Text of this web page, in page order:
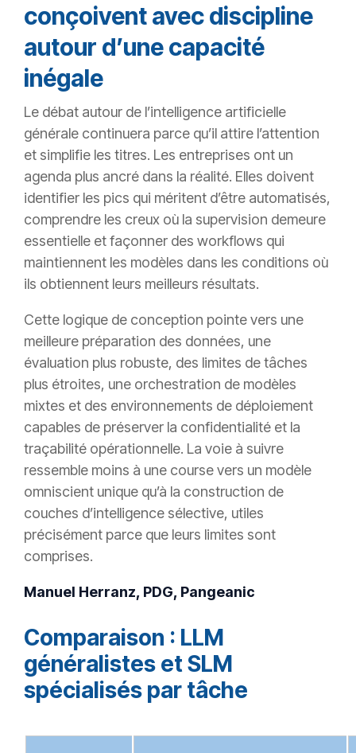
conçoivent avec discipline
autour d’une capacité
inégale
Le débat autour de l’intelligence artificielle
générale continuera parce qu’il attire l’attention
et simplifie les titres. Les entreprises ont un
agenda plus ancré dans la réalité. Elles doivent
identifier les pics qui méritent d’être automatisés,
comprendre les creux où la supervision demeure
essentielle et façonner des workflows qui
maintiennent les modèles dans les conditions où
ils obtiennent leurs meilleurs résultats.
Cette logique de conception pointe vers une
meilleure préparation des données, une
évaluation plus robuste, des limites de tâches
plus étroites, une orchestration de modèles
mixtes et des environnements de déploiement
capables de préserver la confidentialité et la
traçabilité opérationnelle. La voie à suivre
ressemble moins à une course vers un modèle
omniscient unique qu’à la construction de
couches d’intelligence sélective, utiles
précisément parce que leurs limites sont
comprises.
Manuel Herranz, PDG, Pangeanic
Comparaison : LLM
généralistes et SLM
spécialisés par tâche